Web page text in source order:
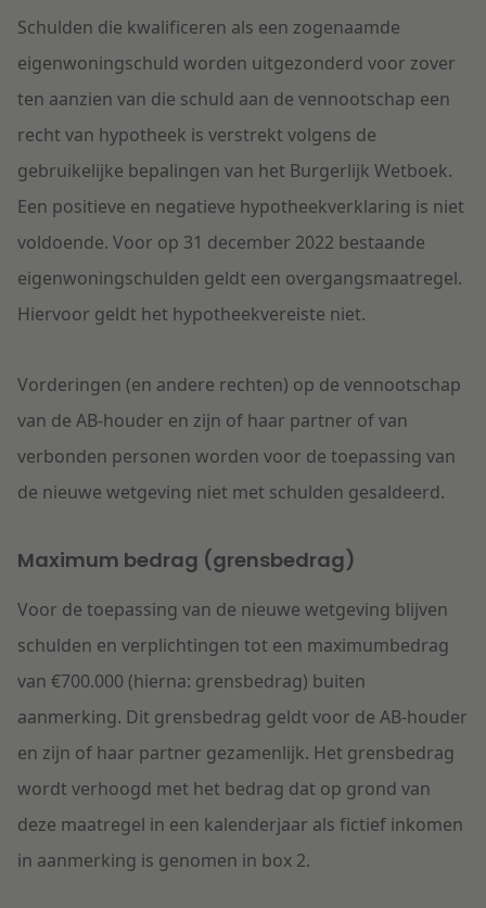
Schulden die kwalificeren als een zogenaamde
eigenwoningschuld worden uitgezonderd voor zover
ten aanzien van die schuld aan de vennootschap een
recht van hypotheek is verstrekt volgens de
gebruikelijke bepalingen van het Burgerlijk Wetboek.
Een positieve en negatieve hypotheekverklaring is niet
voldoende. Voor op 31 december 2022 bestaande
eigenwoningschulden geldt een overgangsmaatregel.
Hiervoor geldt het hypotheekvereiste niet.
Vorderingen (en andere rechten) op de vennootschap
van de AB-houder en zijn of haar partner of van
verbonden personen worden voor de toepassing van
de nieuwe wetgeving niet met schulden gesaldeerd.
Maximum bedrag (grensbedrag)
Voor de toepassing van de nieuwe wetgeving blijven
schulden en verplichtingen tot een maximumbedrag
van €700.000 (hierna: grensbedrag) buiten
aanmerking. Dit grensbedrag geldt voor de AB-houder
en zijn of haar partner gezamenlijk. Het grensbedrag
wordt verhoogd met het bedrag dat op grond van
deze maatregel in een kalenderjaar als fictief inkomen
in aanmerking is genomen in box 2.